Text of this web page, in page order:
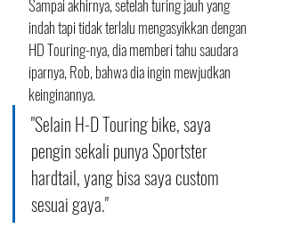
Sampai akhirnya, setelah turing jauh yang
indah tapi tidak terlalu mengasyikkan dengan
HD Touring-nya, dia memberi tahu saudara
iparnya, Rob, bahwa dia ingin mewjudkan
keinginannya.
"Selain H-D Touring bike, saya
pengin sekali punya Sportster
hardtail, yang bisa saya custom
sesuai gaya."